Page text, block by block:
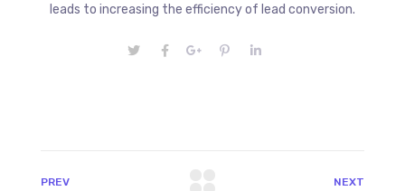
leads to increasing the efficiency of lead conversion.
PREV NEXT